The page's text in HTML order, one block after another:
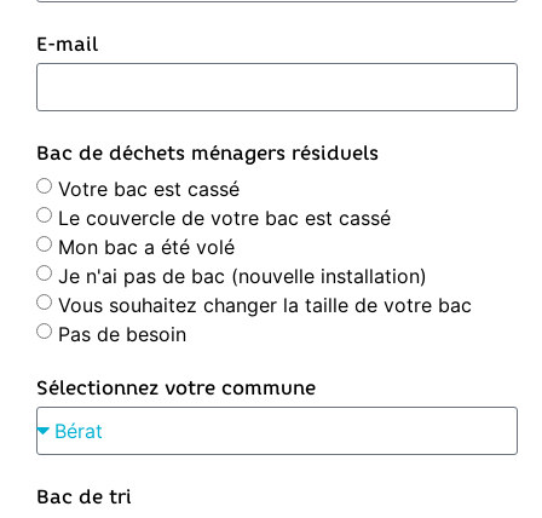
E-mail
Bac de déchets ménagers résiduels
Votre bac est cassé
Le couvercle de votre bac est cassé
Mon bac a été volé
Je n'ai pas de bac (nouvelle installation)
Vous souhaitez changer la taille de votre bac
Pas de besoin
Sélectionnez votre commune
Bac de tri